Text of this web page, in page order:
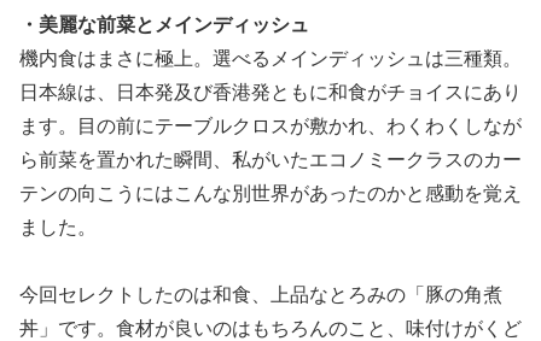
・美麗な前菜とメインディッシュ
機内食はまさに極上。選べるメインディッシュは三種類。
日本線は、日本発及び香港発ともに和食がチョイスにあり
ます。目の前にテーブルクロスが敷かれ、わくわくしなが
ら前菜を置かれた瞬間、私がいたエコノミークラスのカー
テンの向こうにはこんな別世界があったのかと感動を覚え
ました。
今回セレクトしたのは和食、上品なとろみの「豚の角煮
丼」です。食材が良いのはもちろんのこと、味付けがくど